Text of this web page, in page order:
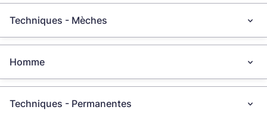
Techniques - Mèches
Homme
Techniques - Permanentes